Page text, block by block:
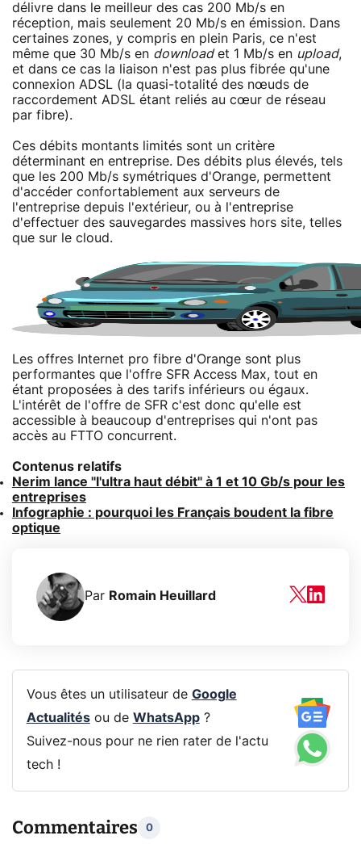
délivre dans le meilleur des cas 200 Mb/s en
réception, mais seulement 20 Mb/s en émission. Dans
certaines zones, y compris en plein Paris, ce n'est
même que 30 Mb/s en downloadet 1 Mb/s en upload,
et dans ce cas la liaison n'est pas plus fibrée qu'une
connexion ADSL (la quasi-totalité des nœuds de
raccordement ADSL étant reliés au cœur de réseau
par fibre).
Ces débits montants limités sont un critère
déterminant en entreprise. Des débits plus élevés, tels
que les 200 Mb/s symétriques d'Orange, permettent
d'accéder confortablement aux serveurs de
l'entreprise depuis l'extérieur, ou à l'entreprise
d'effectuer des sauvegardes massives hors site, telles
que sur le cloud.
Les offres Internet pro fibre d'Orange sont plus
performantes que l'offre SFR Access Max, tout en
étant proposées à des tarifs inférieurs ou égaux.
L'intérêt de l'offre de SFR c'est donc qu'elle est
accessible à beaucoup d'entreprises qui n'ont pas
accès au FTTO concurrent.
Contenus relatifs
Nerim lance "l'ultra haut débit" à 1 et 10 Gb/s pour les
entreprises
Infographie : pourquoi les Français boudent la fibre
optique
Par Romain Heuillard
Vous êtes un utilisateur de Google
Actualitésou de WhatsApp?
Suivez-nous pour ne rien rater de l'actu
tech !
Commentaires 0